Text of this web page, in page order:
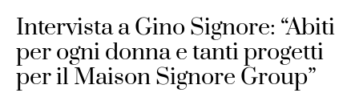
Intervista a Gino Signore: “Abiti
per ogni donna e tanti progetti
per il Maison Signore Group”